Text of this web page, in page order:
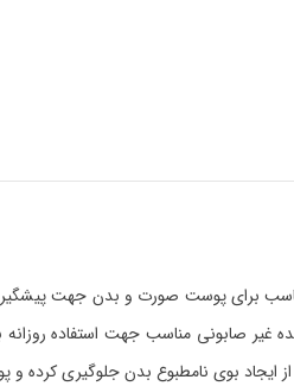
برای پوست صورت و بدن جهت
غیر صابونی مناسب جهت استفاده
ایجاد بوی نامطبوع بدن جلوگیری